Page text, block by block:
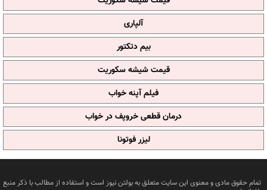
آلپاری
بیم دتکتور
قیمت شیشه سکوریت
فیلم آپنه خواب
درمان قطعی خروپف در خواب
لیزر فوتونا
تمام حقوق مادی و معنوی این سایت متعلق به بولتن نیوز است و استفاده از مطالب با ذکر منبع